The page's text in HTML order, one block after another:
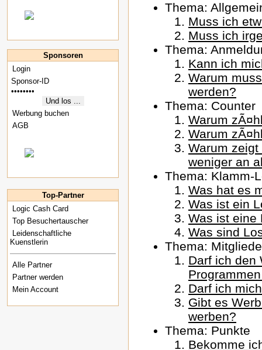
Sponsoren
Login
Werbung buchen
AGB
Top-Partner
Logic Cash Card
Top Besuchertauscher
Leidenschaftliche
Kuenstlerin
Alle Partner
Partner werden
Mein Account
Thema:
Muss ich
Muss ich
Thema:
Kann ich
Warum
werden?
Thema: Counter
Warum
Warum
Warum
weniger an
Thema: Klamm-
Was hat es
Was ist ein
Was ist eine
Was sind
Thema:
Darf ich den
Darf ich
Gibt es
werben?
Thema: Punkte
Bekomme